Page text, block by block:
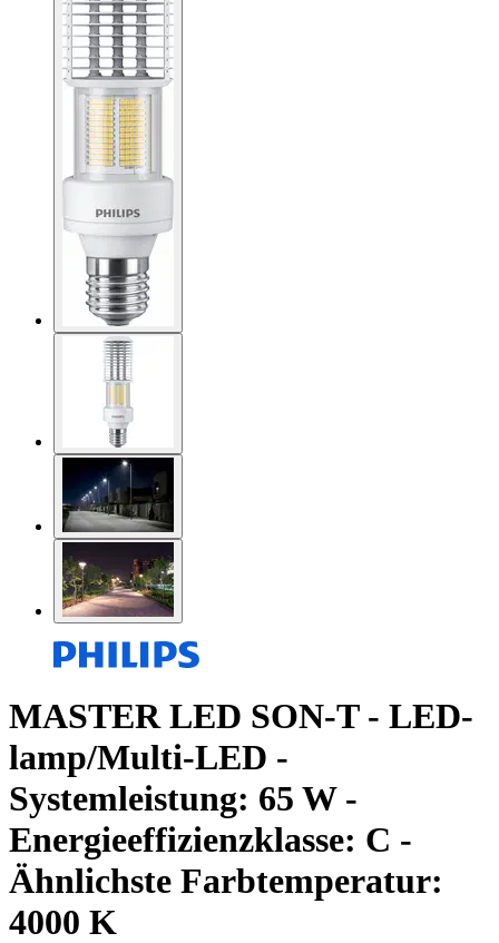
MASTER LED SON-T - LED-
lamp/Multi-LED -
Systemleistung: 65 W -
Energieeffizienzklasse: C -
Ähnlichste Farbtemperatur:
4000 K